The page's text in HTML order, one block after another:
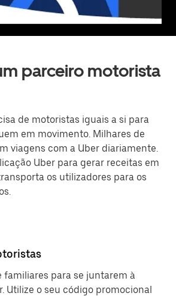
parceiro motorista
de motoristas iguais a si para
em movimento. Milhares de
viagens com a Uber diariamente.
Uber para gerar receitas em
os utilizadores para os
familiares para se juntarem à
Utilize o seu código promocional